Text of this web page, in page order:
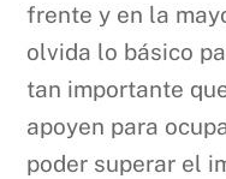
frente y en la
olvida lo básico
tan importante
apoyen para
poder superar el